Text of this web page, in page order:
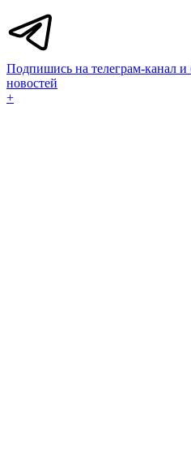
Подпишись на телеграм-канал и
новостей
+